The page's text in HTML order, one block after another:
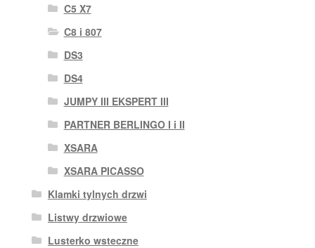
C5 X7
C8 i 807
DS3
DS4
JUMPY III EKSPERT III
PARTNER BERLINGO I i II
XSARA
XSARA PICASSO
Klamki tylnych drzwi
Listwy drzwiowe
Lusterko wsteczne